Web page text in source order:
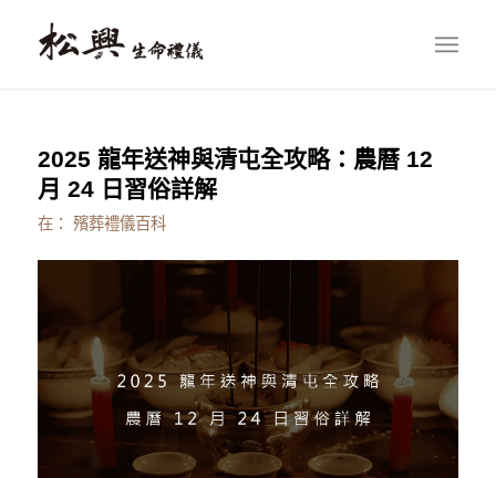
2025 龍年送神與清屯全攻略：農曆 12
月 24 日習俗詳解
在： 殯葬禮儀百科